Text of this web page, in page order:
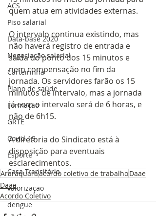
ACS
Piso salarial
Data-base 2020
Negociação salarial
Carteirinha
Plano de saúde
Formação
GRTE
Covid-19
Esporte
Casa Transitória
valorização
dengue
quem atua em atividades externas.
O intervalo continua existindo, mas
não haverá registro de entrada e
saída do ponto dos 15 minutos e
nem compensação no fim da
jornada. Os servidores farão os 15
minutos de intervalo, mas a jornada
já com o intervalo será de 6 horas, e
não de 6h15.
A diretoria do Sindicato está à
disposição para eventuais
esclarecimentos.
Araraquaraacordo coletivo de trabalhoDaae
Daae
Acordo Coletivo